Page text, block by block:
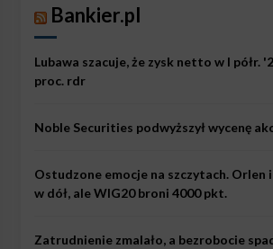
Bankier.pl
Lubawa szacuje, że zysk netto w I półr.
proc. rdr
Noble Securities podwyższył wycenę
Ostudzone emocje na szczytach. Orlen
w dół, ale WIG20 broni 4000 pkt.
Zatrudnienie zmalało, a bezrobocie